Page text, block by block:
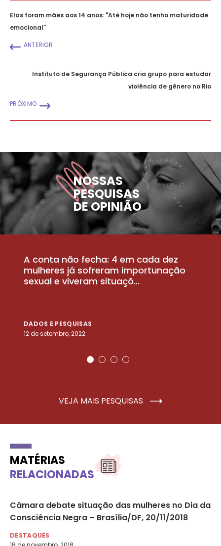
Elas foram mães aos 14 anos: "Até hoje não tenho maturidade
emocional"
ANTERIOR
Instituto de Segurança Pública cria grupo para estudar
violência de gênero no Rio
PRÓXIMO
NOSSAS
PESQUISAS
DE OPINIÃO
A conta não fecha: 4 em cada dez
mulheres já sofreram importunação
sexual e viveram situaçõ...
DADOS E PESQUISAS
12 de setembro, 2022
VEJA MAIS PESQUISAS
MATÉRIAS
RELACIONADAS
Câmara debate situação das mulheres no Dia da
Consciência Negra – Brasília/DF, 20/11/2018
DESTAQUES